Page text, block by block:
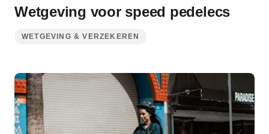
Wetgeving voor speed pedelecs
WETGEVING & VERZEKEREN